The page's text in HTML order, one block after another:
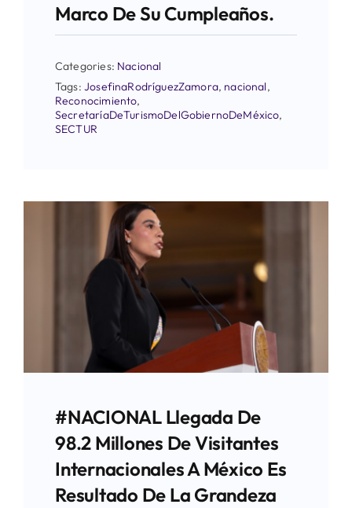
Marco De Su Cumpleaños.
Categories: Nacional
Tags:JosefinaRodríguezZamora, nacional,
Reconocimiento,
SecretaríaDeTurismoDelGobiernoDeMéxico,
SECTUR
#NACIONAL Llegada De
98.2 Millones De Visitantes
Internacionales A México Es
Resultado De La Grandeza